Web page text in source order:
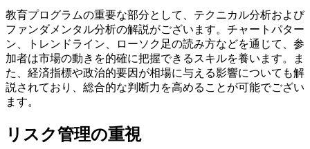
教育プログラムの重要な部分として、テクニカル分析および
ファンダメンタル分析の解説がございます。チャートパター
ン、トレンドライン、ローソク足の読み方などを通じて、参
加者は市場の動きを的確に把握できるスキルを養います。ま
た、経済指標や政治的要因が相場に与える影響についても解
説されており、総合的な判断力を高めることが可能でござい
ます。
リスク管理の重視